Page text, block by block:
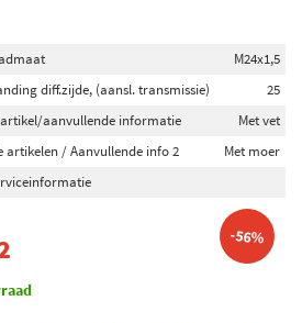
(2)
M24x1,5
diff.zijde, (aansl. transmissie)
25
aanvullende informatie
Met vet
artikelen / Aanvullende info 2
Met moer
-56%